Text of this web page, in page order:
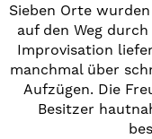
Sieben Orte
auf den Weg
Improvisation
manchmal über
Aufzügen. Die
Besitzer